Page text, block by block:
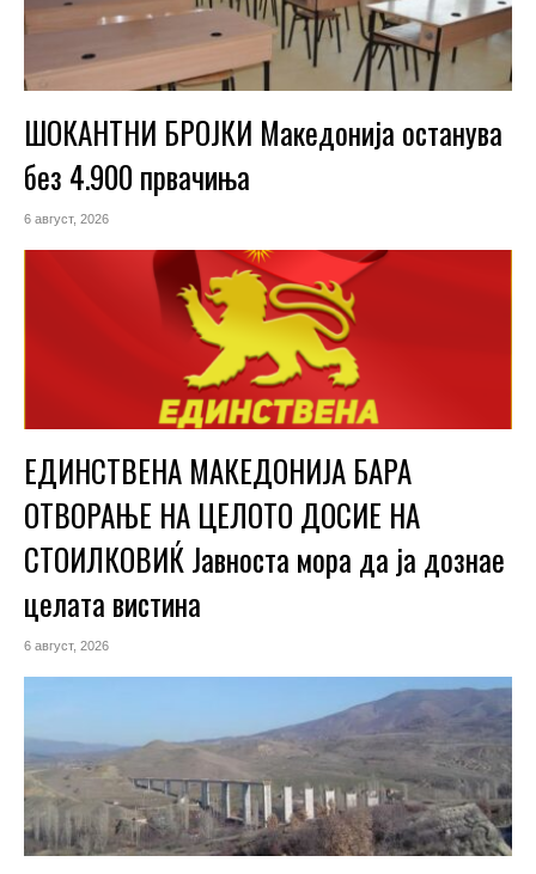
ШОКАНТНИ БРОЈКИ Македонија останува
без 4.900 првачиња
6 август, 2026
ЕДИНСТВЕНА МАКЕДОНИЈА БАРА
ОТВОРАЊЕ НА ЦЕЛОТО ДОСИЕ НА
СТОИЛКОВИЌ Јавноста мора да ја дознае
целата вистина
6 август, 2026